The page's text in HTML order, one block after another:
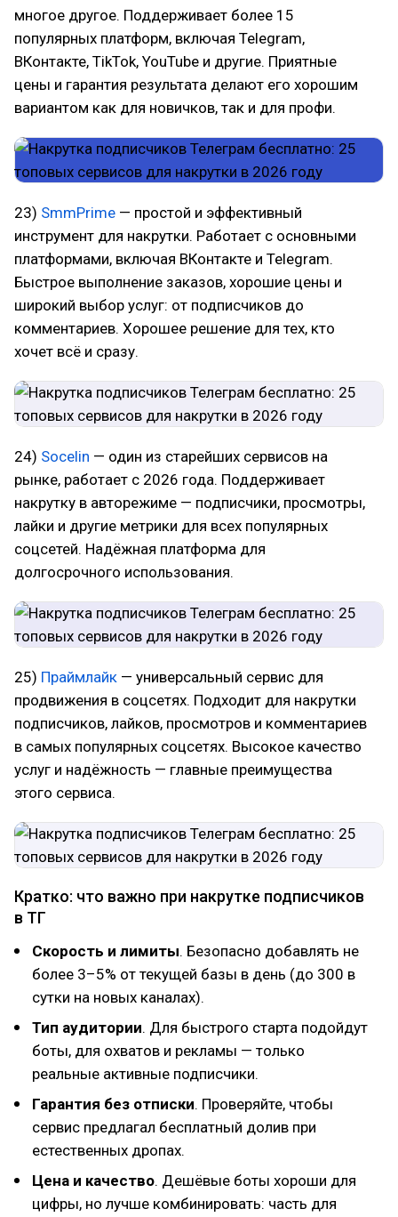
многое другое. Поддерживает более 15
популярных платформ, включая Telegram,
ВКонтакте, TikTok, YouTube и другие. Приятные
цены и гарантия результата делают его хорошим
вариантом как для новичков, так и для профи.
23) SmmPrime — простой и эффективный
инструмент для накрутки. Работает с основными
платформами, включая ВКонтакте и Telegram.
Быстрое выполнение заказов, хорошие цены и
широкий выбор услуг: от подписчиков до
комментариев. Хорошее решение для тех, кто
хочет всё и сразу.
24) Socelin — один из старейших сервисов на
рынке, работает с 2026 года. Поддерживает
накрутку в авторежиме — подписчики, просмотры,
лайки и другие метрики для всех популярных
соцсетей. Надёжная платформа для
долгосрочного использования.
25) Праймлайк — универсальный сервис для
продвижения в соцсетях. Подходит для накрутки
подписчиков, лайков, просмотров и комментариев
в самых популярных соцсетях. Высокое качество
услуг и надёжность — главные преимущества
этого сервиса.
Кратко: что важно при накрутке подписчиков
в ТГ
Скорость и лимиты. Безопасно добавлять не
более 3–5% от текущей базы в день (до 300 в
сутки на новых каналах).
Тип аудитории. Для быстрого старта подойдут
боты, для охватов и рекламы — только
реальные активные подписчики.
Гарантия без отписки. Проверяйте, чтобы
сервис предлагал бесплатный долив при
естественных дропах.
Цена и качество. Дешёвые боты хороши для
цифры, но лучше комбинировать: часть для